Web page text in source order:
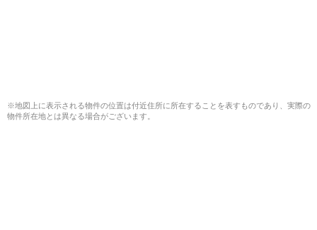
※地図上に表示される物件の位置は付近住所に所在することを表すものであり、実際の
物件所在地とは異なる場合がございます。